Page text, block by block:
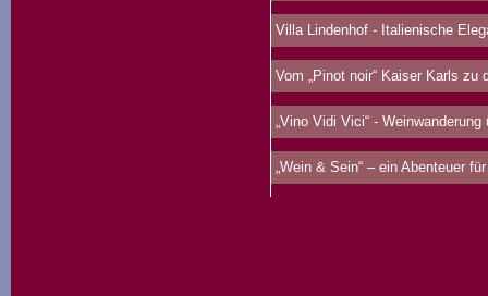
Villa Lindenhof - Italienische
Vom „Pinot noir“ Kaiser Karls zu
„Vino Vidi Vici“ -
„Wein & Sein“ – ein Abenteuer